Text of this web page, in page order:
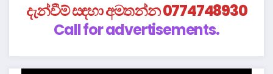
දැන්වීම් සඳහා අමතන්න 0774748930
Call for advertisements.